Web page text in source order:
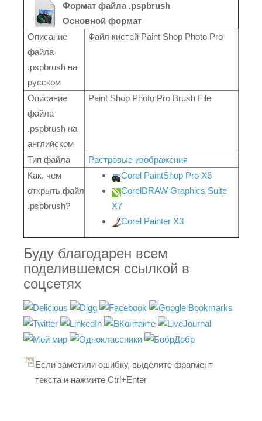
Формат файла .pspbrush
Основной формат
Описание
файла
.pspbrush на
русском
Файл кистей Paint Shop Photo Pro
Описание
файла
.pspbrush на
английском
Paint Shop Photo Pro Brush File
Тип файла
Растровые изображения
Как, чем
открыть файл
.pspbrush?
Corel PaintShop Pro X6
CorelDRAW Graphics Suite
X7
Corel Painter X3
Буду благодарен всем
поделившемся ссылкой в
соцсетях
Если заметили ошибку, выделите фрагмент
текста и нажмите Ctrl+Enter